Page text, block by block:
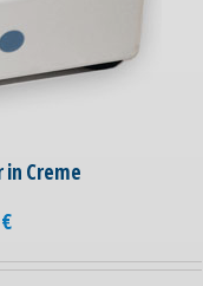
Creme
€